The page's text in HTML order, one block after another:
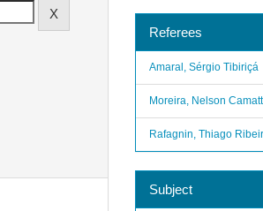
Referees
Amaral, Sérgio Tibiriçá
Moreira, Nelson
Rafagnin, Thiago
Subject